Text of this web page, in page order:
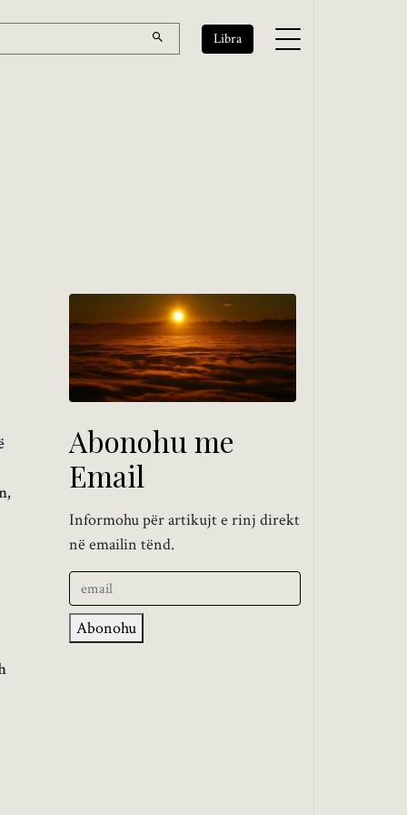
Libra
Abonohu me
Email
Informohu për artikujt e rinj direkt
në emailin tënd.
Abonohu